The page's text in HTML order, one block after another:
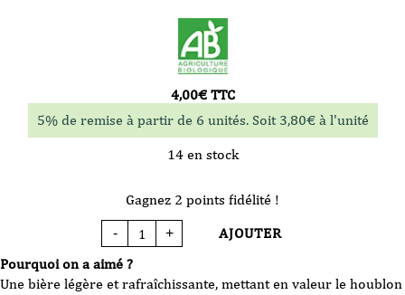
Pourquoi on a aimé ?
Une bière légère et rafraîchissante, mettant en valeur le houblon
4,00€TTC
5% de remise à partir de 6 unités. Soit 3,80€à l'unité
14 en stock
Gagnez 2 points fidélité !
-
quantité
de
-
Brasserie
du
+ AJOUTER